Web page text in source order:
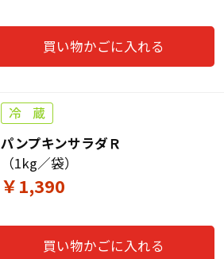
買い物かごに入れる
パンプキンサラダＲ
（1kg／袋）
￥1,390
買い物かごに入れる